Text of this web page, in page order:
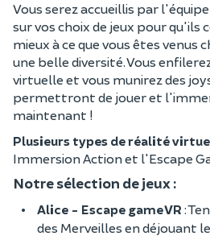
Vous serez accueillis par
sur vos choix de jeux pour qu'ils
mieux à ce que vous êtes venus
une belle diversité. Vous
virtuelle et vous munirez des
permettront de jouer et
maintenant !
Plusieurs types de réalité
Immersion Action et l'Escape
Notre sélection de jeux :
Alice - Escape game VR :
des Merveilles en déjouant